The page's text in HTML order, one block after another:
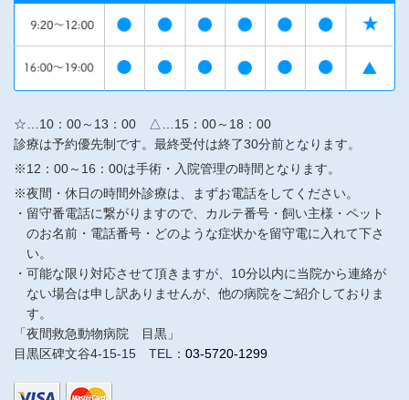
☆…10：00～13：00 △…15：00～18：00
診療は予約優先制です。最終受付は終了30分前となります。
※12：00～16：00は手術・入院管理の時間となります。
※夜間・休日の時間外診療は、まずお電話をしてください。
留守番電話に繋がりますので、カルテ番号・飼い主様・ペット
のお名前・電話番号・どのような症状かを留守電に入れて下さ
い。
可能な限り対応させて頂きますが、10分以内に当院から連絡が
ない場合は申し訳ありませんが、他の病院をご紹介しておりま
す。
「夜間救急動物病院 目黒」
目黒区碑文谷4-15-15 TEL： 03-5720-1299